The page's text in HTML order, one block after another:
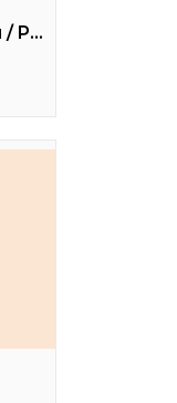
Дуже висока кухня / Pretty High Kitchen